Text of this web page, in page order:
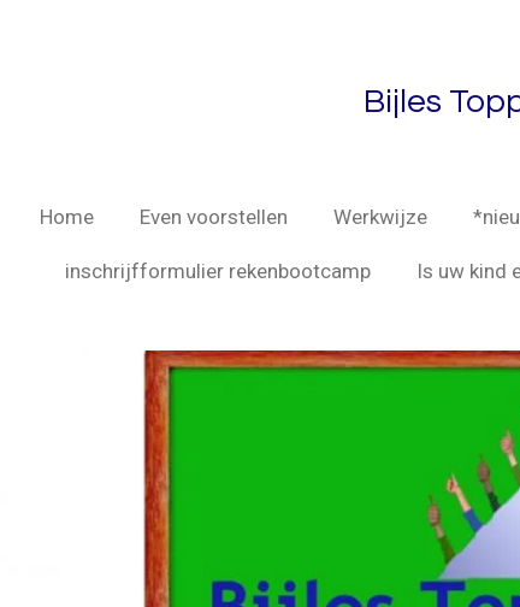
Bijles
Home Even voorstellen Werkwijze
inschrijfformulier rekenbootcamp Is uw kind